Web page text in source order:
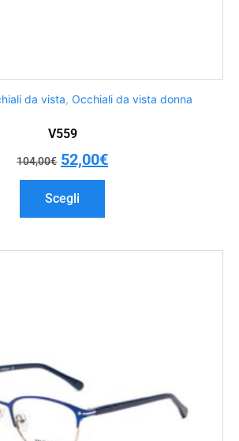
da vista, Occhiali da vista donna
V559
104,00€ 52,00€
Scegli